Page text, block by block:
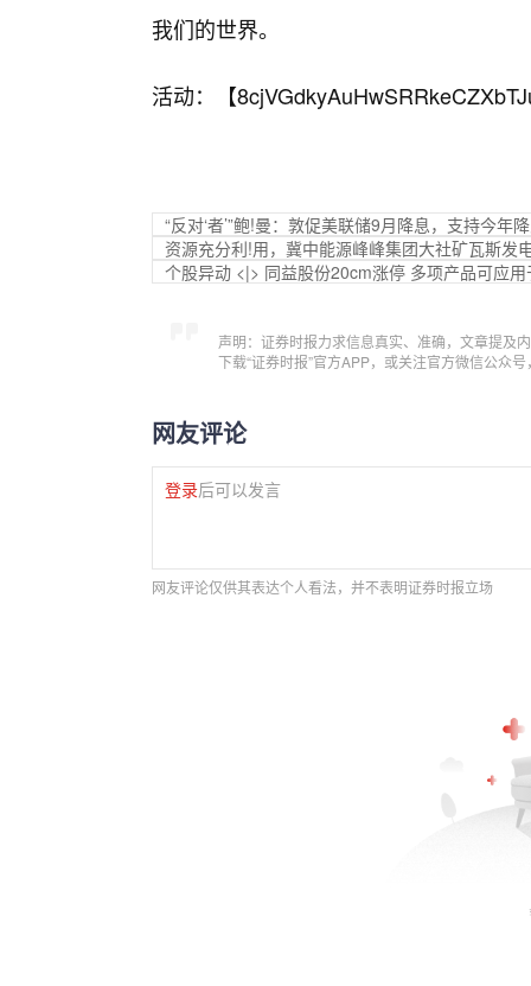
我们的世界。
活动：【
“反对‘者’”鲍!曼：敦促美联储9月降息，支持今年
资源充分利!用，冀中能源峰峰集团大社矿瓦斯发
个股异动 <|> 同益股份20cm涨停 多项产品可应
声明：证券时报力求信息真实、准确，文章提及
下载“证券时报”官方APP，或关注官方微信公众
网友评论
登录后可以发言
网友评论仅供其表达个人看法，并不表明证券时报立场